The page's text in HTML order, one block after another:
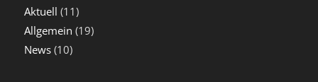
Aktuell (11)
Allgemein (19)
News(10)